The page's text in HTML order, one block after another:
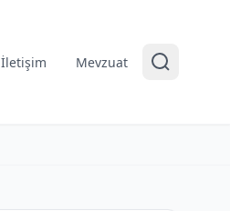
İletişim Mevzuat